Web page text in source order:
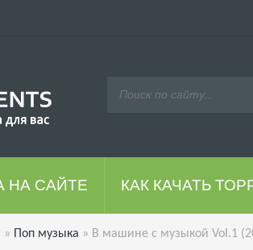
НА САЙТЕ КАК КАЧАТЬ
» Поп музыка » В машине с музыкой Vol.1